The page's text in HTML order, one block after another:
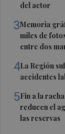
del actor
3Memoria
miles de
entre dos
4La Región
accidentes
5Fin a la
reducen el
las reservas